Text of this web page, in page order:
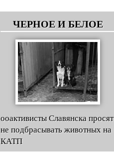
ЧЕРНОЕ И БЕЛОЕ
ооактивисты Славянска просят
не подбрасывать животных на
КАТП